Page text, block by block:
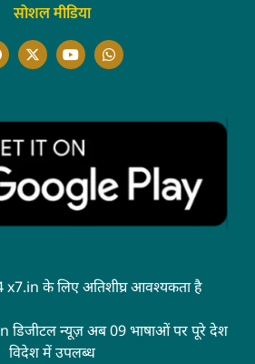
सोशल मीडिया
x7.in के लिए अतिशीघ्र आवश्यकता है
डिजीटल न्यूज़ अब 09 भाषाओं पर पूरे देश
विदेश में उपलब्ध